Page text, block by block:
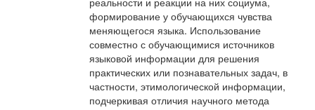
Я - пенсионер
формирование у обучающихся чувства
меняющегося языка. Использование
совместно с обучающимися источников
языковой информации для решения
практических или познавательных задач, в
частности, этимологической информации,
подчеркивая отличия научного метода